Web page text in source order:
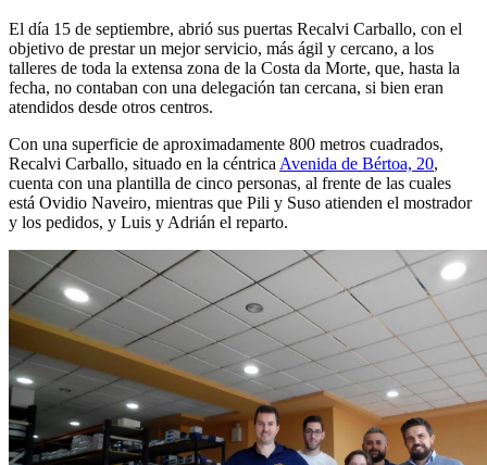
El día 15 de septiembre, abrió sus puertas Recalvi Carballo, con el
objetivo de prestar un mejor servicio, más ágil y cercano, a los
talleres de toda la extensa zona de la Costa da Morte, que, hasta la
fecha, no contaban con una delegación tan cercana, si bien eran
atendidos desde otros centros.
Con una superficie de aproximadamente 800 metros cuadrados,
Recalvi Carballo, situado en la céntrica Avenida de Bértoa, 20,
cuenta con una plantilla de cinco personas, al frente de las cuales
está Ovidio Naveiro, mientras que Pili y Suso atienden el mostrador
y los pedidos, y Luis y Adrián el reparto.